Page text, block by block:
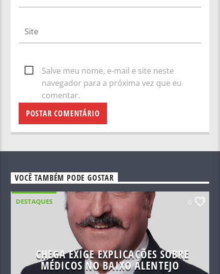
Salve meu nome, e-mail e site neste
navegador para a próxima vez que eu
comentar.
VOCÊ TAMBÉM PODE GOSTAR
DESTAQUES 0
CHEGA EXIGE EXPLICAÇÕES SOBRE
MÉDICOS NO BAIXO ALENTEJO